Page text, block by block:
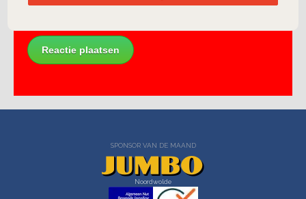
SPONSOR VAN DE MAAND
Noordwolde